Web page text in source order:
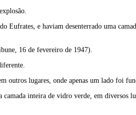
Eufrates, e haviam desenterrado uma
16 de fevereiro de 1947).
outros lugares, onde apenas um lado foi
inteira de vidro verde, em diversos